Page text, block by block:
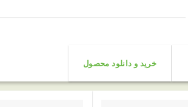
خرید و دانلود محصول